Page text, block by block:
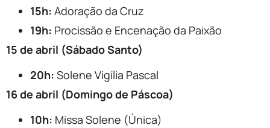
15h: Adoração da Cruz
19h: Procissão e Encenação da Paixão
15 de abril (Sábado Santo)
20h: Solene Vigília Pascal
16 de abril (Domingo de Páscoa)
10h: Missa Solene (Única)